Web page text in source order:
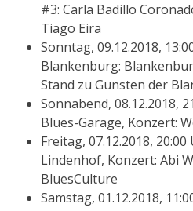
#3: Carla Badillo
Tiago Eira
Sonntag, 09.12.2018,
Blankenburg:
Stand zu Gunsten der
Sonnabend, 08.12.2018,
Blues-Garage, Konzert:
Freitag, 07.12.2018,
Lindenhof, Konzert: Abi
BluesCulture
Samstag, 01.12.2018,